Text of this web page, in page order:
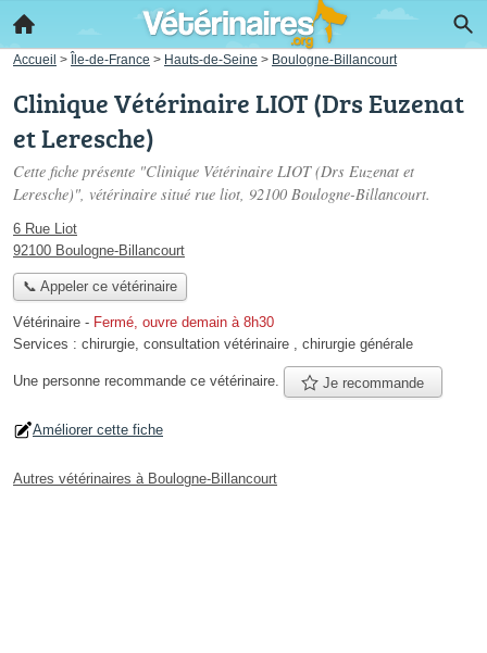
Accueil > Île-de-France > Hauts-de-Seine > Boulogne-Billancourt
Clinique Vétérinaire LIOT (Drs Euzenat
et Leresche)
Cette fiche présente "Clinique Vétérinaire LIOT (Drs Euzenat et
Leresche)", vétérinaire situé rue liot, 92100 Boulogne-Billancourt.
6 Rue Liot
92100 Boulogne-Billancourt
📞 Appeler ce vétérinaire
Vétérinaire - Fermé, ouvre demain à 8h30
Services : chirurgie, consultation vétérinaire , chirurgie générale
Une personne recommande ce vétérinaire. Je recommande
Améliorer cette fiche
Autres vétérinaires à Boulogne-Billancourt